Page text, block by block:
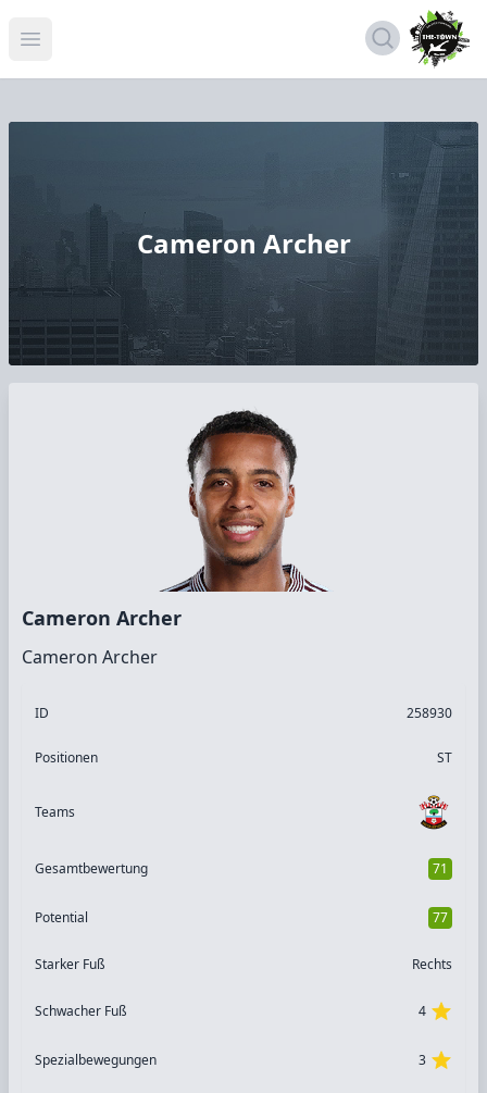
Open menu
Cameron Archer
Cameron Archer
Cameron Archer
ID 258930
Positionen ST
Teams
Gesamtbewertung 71
Potential 77
Starker Fuß Rechts
Schwacher Fuß 4
Spezialbewegungen 3